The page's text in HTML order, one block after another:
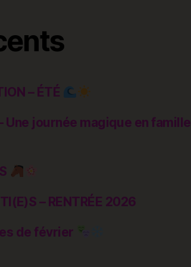
– ÉTÉ
Une journée magique en famille
– RENTRÉE 2026
de février